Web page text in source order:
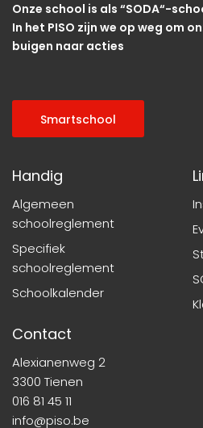
Onze school is als “SODA“-
In het PISO zijn we op weg om
buigen naar acties
Smartschool
Handig
Algemeen
schoolreglement
Specifiek
schoolreglement
Schoolkalender
Contact
Alexianenweg 2
3300 Tienen
016 81 45 11
info@piso.be